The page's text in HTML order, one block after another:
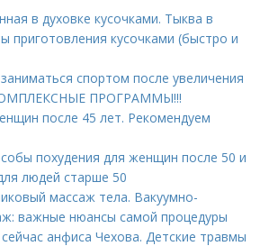
в духовке кусочками. Тыква в
приготовления кусочками (быстро и
спортом после увеличения
ПРОГРАММЫ!!!
после 45 лет. Рекомендуем
похудения для женщин после 50 и
людей старше 50
массаж тела. Вакуумно-
важные нюансы самой процедуры
анфиса Чехова. Детские травмы